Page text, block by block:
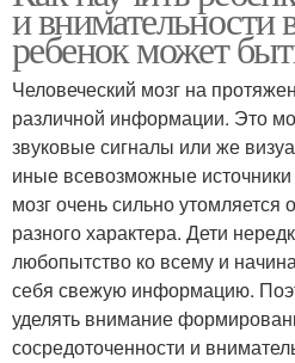
и внимательности
ребенок может
Человеческий мозг на
различной информации. Это
звуковые сигналы или же
иные всевозможные
мозг очень сильно
разного характера. Дети
любопытство ко всему и
себя свежую информацию.
уделять внимание
сосредоточенности и